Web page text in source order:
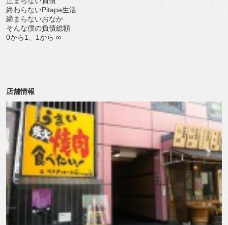
終わらないPitapa生活
締まらないおなか
そんな僕の負債総額
0から1、1から ∞
店舗情報